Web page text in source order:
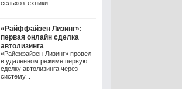
сельхозтехники...
«Райффайзен Лизинг»:
первая онлайн сделка
автолизинга
«Райффайзен-Лизинг» провел
в удаленном режиме первую
сделку автолизинга через
систему...